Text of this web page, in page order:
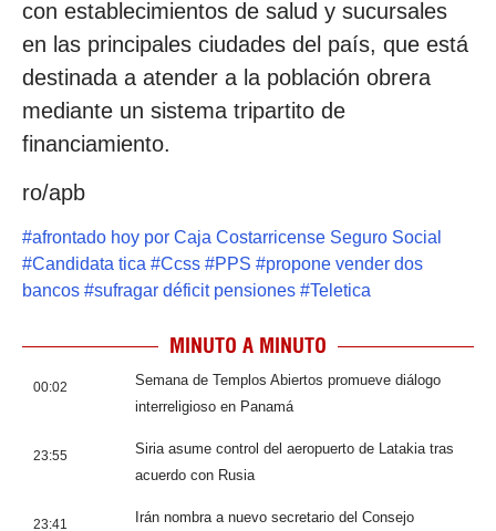
con establecimientos de salud y sucursales
en las principales ciudades del país, que está
destinada a atender a la población obrera
mediante un sistema tripartito de
financiamiento.
ro/apb
#afrontado hoy por Caja Costarricense Seguro Social
#Candidata tica #Ccss #PPS #propone vender dos
bancos #sufragar déficit pensiones #Teletica
MINUTO A MINUTO
00:02
Semana de Templos Abiertos promueve diálogo
interreligioso en Panamá
23:55
Siria asume control del aeropuerto de Latakia tras
acuerdo con Rusia
23:41
Irán nombra a nuevo secretario del Consejo